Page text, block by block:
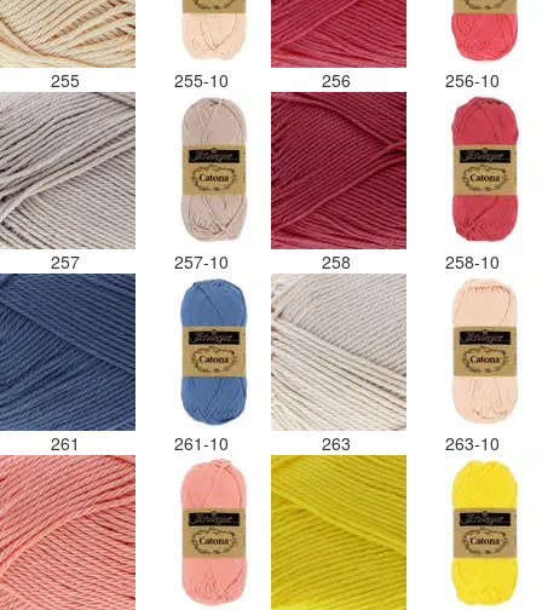
255 255-10 256 256-10
257 257-10 258 258-10
261 261-10 263 263-10